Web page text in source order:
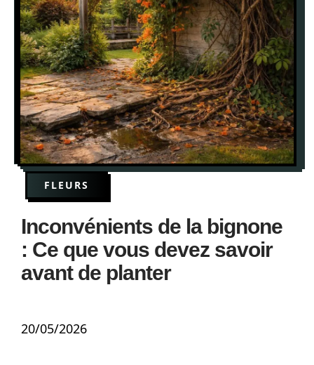
FLEURS
Inconvénients de la bignone
: Ce que vous devez savoir
avant de planter
20/05/2026